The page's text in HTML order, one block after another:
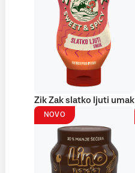
Zik Zak slatko ljuti umak
NOVO